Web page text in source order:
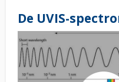
De UVIS-